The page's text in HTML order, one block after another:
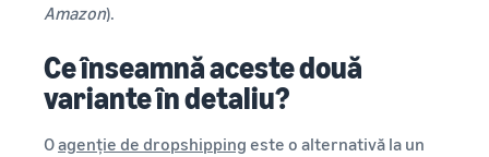
Amazon).
Ce înseamnă aceste două
variante în detaliu?
Oagenție de dropshipping este o alternativă la un